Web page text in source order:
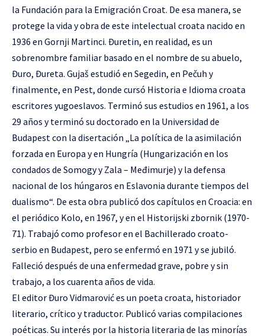
la Fundación para la Emigración Croat. De esa manera, se
protege la vida y obra de este intelectual croata nacido en
1936 en Gornji Martinci. Đuretin, en realidad, es un
sobrenombre familiar basado en el nombre de su abuelo,
Đuro, Đureta. Gujaš estudió en Segedin, en Pečuh y
finalmente, en Pest, donde cursó Historia e Idioma croata
escritores yugoeslavos. Terminó sus estudios en 1961, a los
29 años y terminó su doctorado en la Universidad de
Budapest con la disertación „La política de la asimilación
forzada en Europa y en Hungría (Hungarización en los
condados de Somogy y Zala – Međimurje) y la defensa
nacional de los húngaros en Eslavonia durante tiempos del
dualismo“. De esta obra publicó dos capítulos en Croacia: en
el periódico Kolo, en 1967, y en el Historijski zbornik (1970-
71). Trabajó como profesor en el Bachillerado croato-
serbio en Budapest, pero se enfermó en 1971 y se jubiló.
Falleció después de una enfermedad grave, pobre y sin
trabajo, a los cuarenta años de vida.
El editor Đuro Vidmarović es un poeta croata, historiador
literario, crítico y traductor. Publicó varias compilaciones
poéticas. Su interés por la historia literaria de las minorías